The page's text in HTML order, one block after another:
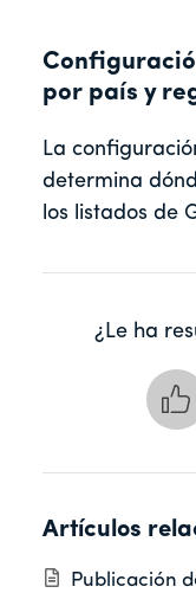
por país y
La
determina
los listados de
¿Le ha
Artículos
Publicación